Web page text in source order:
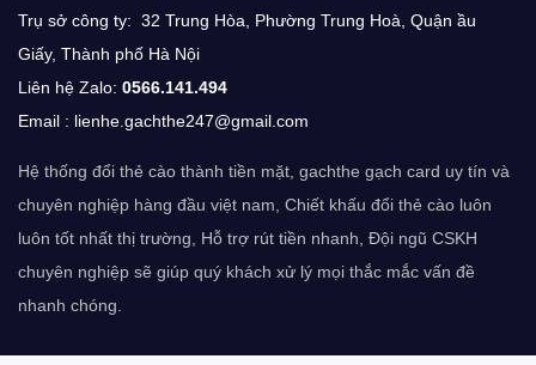
Trụ sở công ty: 32 Trung Hòa, Phường Trung Hoà, Quận ầu
Giấy, Thành phố Hà Nội
Liên hệ Zalo: 0566.141.494
Email : lienhe.gachthe247@gmail.com
Hệ thống đổi thẻ cào thành tiền mặt, gachthe gạch card uy tín và
chuyên nghiệp hàng đầu việt nam, Chiết khấu đổi thẻ cào luôn
luôn tốt nhất thị trường, Hỗ trợ rút tiền nhanh, Đội ngũ CSKH
chuyên nghiệp sẽ giúp quý khách xử lý mọi thắc mắc vấn đề
nhanh chóng.